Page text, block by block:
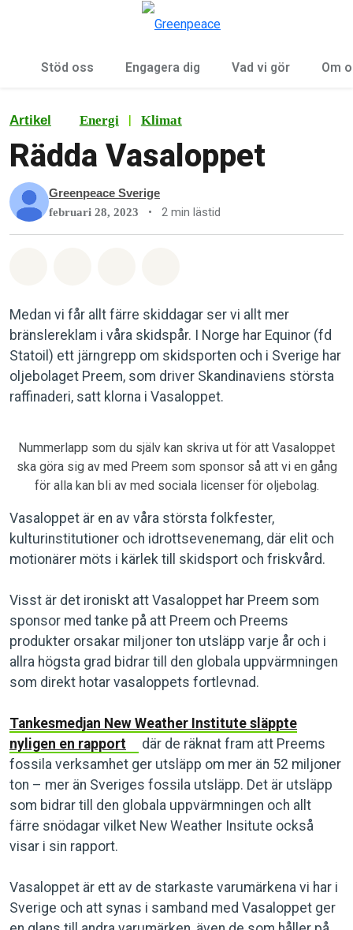
Stöd oss Engagera dig Vad vi gör Om
Artikel Energi | Klimat
Rädda Vasaloppet
Greenpeace Sverige
februari 28, 2023 • 2 min lästid
Medan vi får allt färre skiddagar ser vi allt mer
bränslereklam i våra skidspår. I Norge har Equinor (fd
Statoil) ett järngrepp om skidsporten och i Sverige har
oljebolaget Preem, som driver Skandinaviens största
raffinaderi, satt klorna i Vasaloppet.
Nummerlapp som du själv kan skriva ut för att Vasaloppet
ska göra sig av med Preem som sponsor så att vi en gång
för alla kan bli av med sociala licenser för oljebolag.
Vasaloppet är en av våra största folkfester,
kulturinstitutioner och idrottsevenemang, där elit och
motionärer möts i kärlek till skidsport och friskvård.
Visst är det ironiskt att Vasaloppet har Preem som
sponsor med tanke på att Preem och Preems
produkter orsakar miljoner ton utsläpp varje år och i
allra högsta grad bidrar till den globala uppvärmningen
som direkt hotar vasaloppets fortlevnad.
Tankesmedjan New Weather Institute släppte
nyligen en rapport
där de räknat fram att Preems
fossila verksamhet ger utsläpp om mer än 52 miljoner
ton – mer än Sveriges fossila utsläpp. Det är utsläpp
som bidrar till den globala uppvärmningen och allt
färre snödagar vilket New Weather Insitute också
visar i sin rapport.
Vasaloppet är ett av de starkaste varumärkena vi har i
Sverige och att synas i samband med Vasaloppet ger